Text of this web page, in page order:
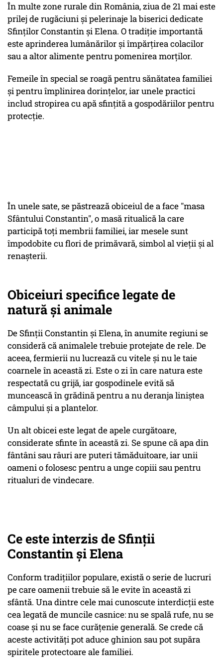
În multe zone rurale din România, ziua de 21 mai este
prilej de rugăciuni și pelerinaje la biserici dedicate
Sfinților Constantin și Elena. O tradiție importantă
este aprinderea lumânărilor și împărțirea colacilor
sau a altor alimente pentru pomenirea morților.
Femeile în special se roagă pentru sănătatea familiei
și pentru împlinirea dorințelor, iar unele practici
includ stropirea cu apă sfințită a gospodăriilor pentru
protecție.
În unele sate, se păstrează obiceiul de a face "masa
Sfântului Constantin", o masă ritualică la care
participă toți membrii familiei, iar mesele sunt
împodobite cu flori de primăvară, simbol al vieții și al
renașterii.
Obiceiuri specifice legate de
natură și animale
De Sfinții Constantin și Elena, în anumite regiuni se
consideră că animalele trebuie protejate de rele. De
aceea, fermierii nu lucrează cu vitele și nu le taie
coarnele în această zi. Este o zi în care natura este
respectată cu grijă, iar gospodinele evită să
muncească în grădină pentru a nu deranja liniștea
câmpului și a plantelor.
Un alt obicei este legat de apele curgătoare,
considerate sfinte în această zi. Se spune că apa din
fântâni sau râuri are puteri tămăduitoare, iar unii
oameni o folosesc pentru a unge copiii sau pentru
ritualuri de vindecare.
Ce este interzis de Sfinții
Constantin și Elena
Conform tradițiilor populare, există o serie de lucruri
pe care oamenii trebuie să le evite în această zi
sfântă. Una dintre cele mai cunoscute interdicții este
cea legată de muncile casnice: nu se spală rufe, nu se
coase și nu se face curățenie generală. Se crede că
aceste activități pot aduce ghinion sau pot supăra
spiritele protectoare ale familiei.